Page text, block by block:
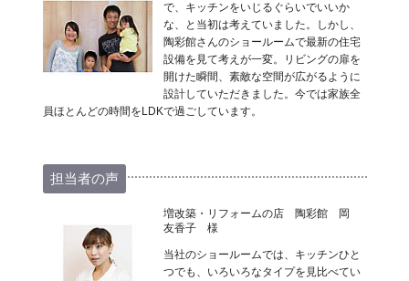
で、キッチンをいじるぐらいでいいか
な、と当初は考えていました。しかし、
陶彩館さんのショールームで最新の住宅
設備を見て考えが一変。リビングの扉を
開けた瞬間、素敵な空間が広がるように
設計していただきました。今では家族全
員ほとんどの時間をLDKで過ごしています。
担当者の声
増改築・リフォームの店 陶彩館 岡
友香子 様
当社のショールームでは、キッチンひと
つでも、いろいろなタイプを見比べてい